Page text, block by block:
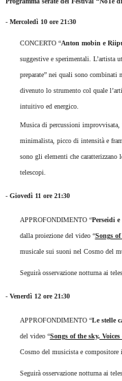
-Mercoledì 10 ore 21:30
CONCERTO “Anton mobin e
suggestive e sperimentali. L’artista
preparate” nei quali sono
divenuto lo strumento col quale
intuitivo ed energico.
Musica di percussioni improvvisata,
minimalista, picco di intensità e
sono gli elementi che caratterizzano
telescopi.
-Giovedì 11 ore 21:30
APPROFONDIMENTO “Perseidi
dalla proiezione del video “Songs
musicale sui suoni nel Cosmo del
Seguirà osservazione notturna ai
-Venerdì 12 ore 21:30
APPROFONDIMENTO “Le stelle
del video “Songs of the sky,
Cosmo del musicista e compositore
Seguirà osservazione notturna ai